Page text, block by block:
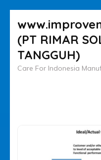
ke
konten
(Tekan
Enter)
(PT RIMAR
TANGGUH)
Care For Indonesia